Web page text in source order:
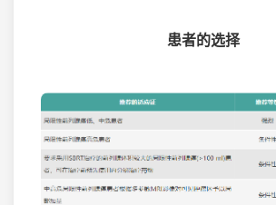
患者的选择